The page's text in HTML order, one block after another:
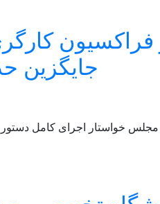
جایگزین
خواستار اجرای کامل